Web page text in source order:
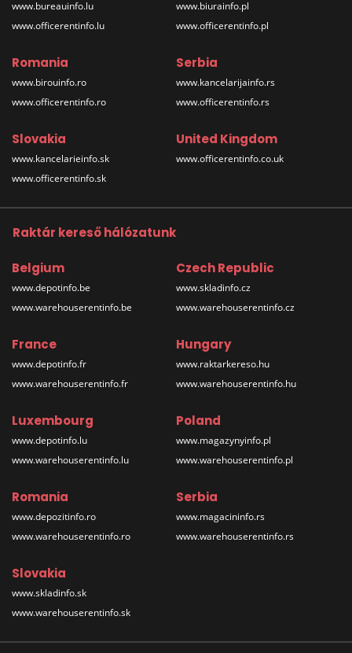
www.bureauinfo.lu
www.officerentinfo.lu
www.biurainfo.pl
www.officerentinfo.pl
Romania
www.birouinfo.ro
www.officerentinfo.ro
Serbia
www.kancelarijainfo.rs
www.officerentinfo.rs
Slovakia
www.kancelarieinfo.sk
www.officerentinfo.sk
United Kingdom
www.officerentinfo.co.uk
Raktár kereső hálózatunk
Belgium
www.depotinfo.be
www.warehouserentinfo.be
Czech Republic
www.skladinfo.cz
www.warehouserentinfo.cz
France
www.depotinfo.fr
www.warehouserentinfo.fr
Hungary
www.raktarkereso.hu
www.warehouserentinfo.hu
Luxembourg
www.depotinfo.lu
www.warehouserentinfo.lu
Poland
www.magazynyinfo.pl
www.warehouserentinfo.pl
Romania
www.depozitinfo.ro
www.warehouserentinfo.ro
Serbia
www.magacininfo.rs
www.warehouserentinfo.rs
Slovakia
www.skladinfo.sk
www.warehouserentinfo.sk